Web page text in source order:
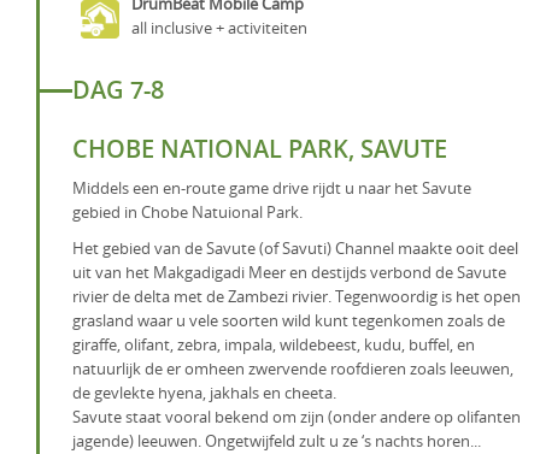
all inclusive + activiteiten
DAG 7-8
CHOBE NATIONAL PARK, SAVUTE
Middels een en-route game drive rijdt u naar het Savute
gebied in Chobe Natuional Park.
Het gebied van de Savute (of Savuti) Channel maakte ooit deel
uit van het Makgadigadi Meer en destijds verbond de Savute
rivier de delta met de Zambezi rivier. Tegenwoordig is het open
grasland waar u vele soorten wild kunt tegenkomen zoals de
giraffe, olifant, zebra, impala, wildebeest, kudu, buffel, en
natuurlijk de er omheen zwervende roofdieren zoals leeuwen,
de gevlekte hyena, jakhals en cheeta.
Savute staat vooral bekend om zijn (onder andere op olifanten
jagende) leeuwen. Ongetwijfeld zult u ze ‘s nachts horen...